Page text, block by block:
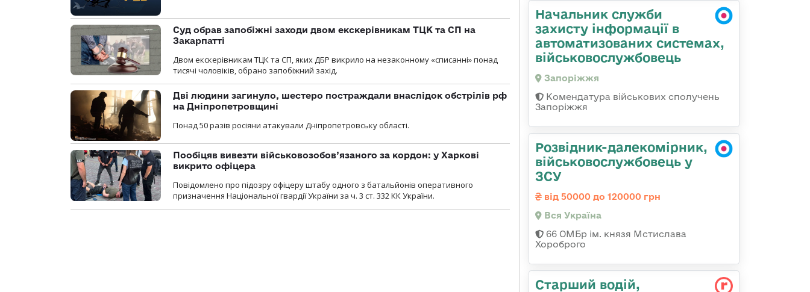
Суд обрав запобіжні заходи двом екскерівникам ТЦК та СП на
Закарпатті
Двом екскерівникам ТЦК та СП, яких ДБР викрило на незаконному «списанні» понад
тисячі чоловіків, обрано запобіжний захід.
Дві людини загинуло, шестеро постраждали внаслідок обстрілів рф
на Дніпропетровщині
Понад 50 разів росіяни атакували Дніпропетровську області.
Пообіцяв вивезти військовозобов’язаного за кордон: у Харкові
викрито офіцера
Повідомлено про підозру офіцеру штабу одного з батальйонів оперативного
призначення Національної гвардії України за ч. 3 ст. 332 КК України.
Начальник служби
захисту інформації в
автоматизованих системах,
військовослужбовець
Запоріжжя
Комендатура військових сполучень
Запоріжжя
Розвідник-далекомірник,
військовослужбовець у
ЗСУ
від 50000 до 120000 грн
Вся Україна
66 ОМБр ім. князя Мстислава
Хороброго
Стаpший водій,